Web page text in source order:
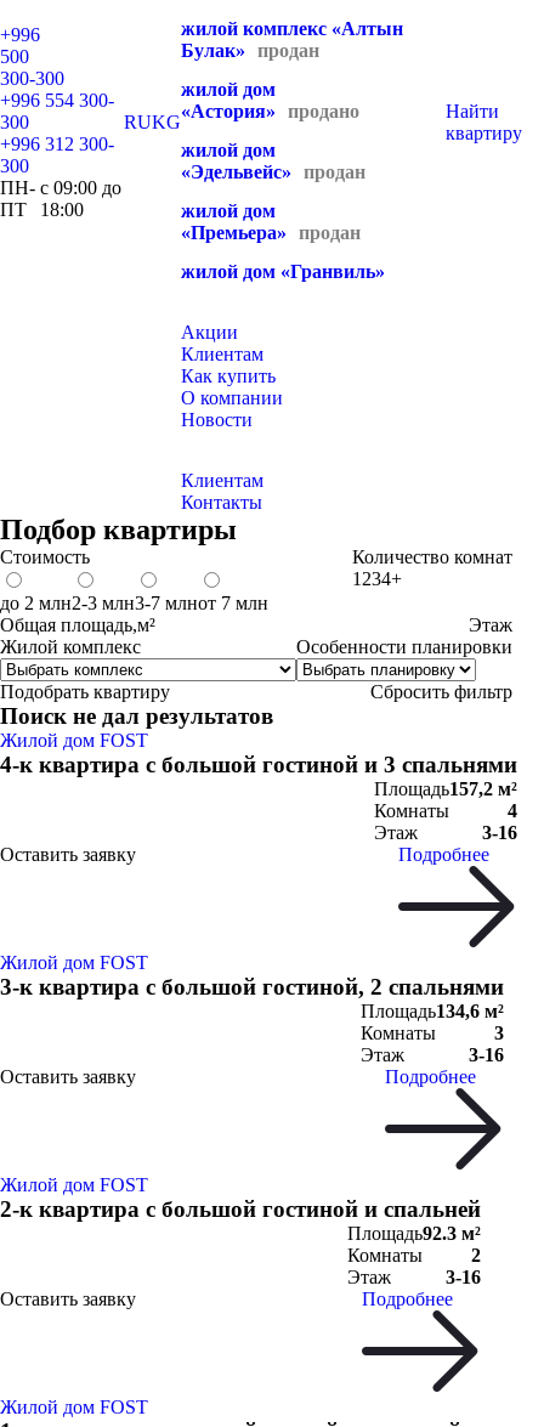
+996
500
300-300
+996 554 300-
300
+996 312 300-
300
ПН-
ПТ
с 09:00 до
18:00
RUKG
жилой комплекс «Алтын
Булак»
продан
жилой дом
«Aстория»
продано
жилой дом
«Эдельвейс»
продан
жилой дом
«Премьера»
продан
жилой дом «Гранвиль»
Акции
Клиентам
Как купить
О компании
Новости
Клиентам
Контакты
Найти
квартиру
Подбор квартиры
Стоимость
до 2 млн2-3 млн3-7 млнот 7 млн
Количество комнат
1 234+
Общая площадь,м²
Этаж
Жилой комплекс
Особенности планировки
Подобрать квартиру Сбросить фильтр
Поиск не дал результатов
Жилой дом FOST
4-к квартира с большой гостиной и 3 спальнями
Площадь157,2 м²
Комнаты
4
Этаж
3-16
Оставить заявку
Подробнее
Жилой дом FOST
3-к квартира с большой гостиной, 2 спальнями
Площадь134,6 м²
Комнаты
3
Этаж
3-16
Оставить заявку
Подробнее
Жилой дом FOST
2-к квартира с большой гостиной и спальней
Площадь92.3 м²
Комнаты
2
Этаж
3-16
Оставить заявку
Подробнее
Жилой дом FOST